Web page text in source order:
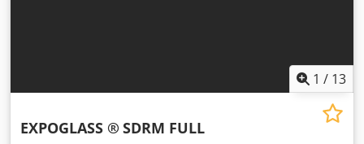
1 / 13
EXPOGLASS ® SDRM FULL